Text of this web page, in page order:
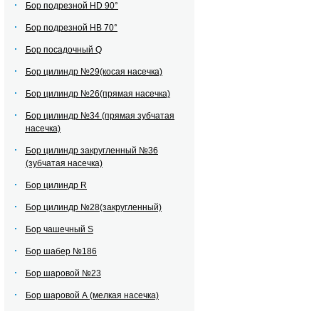
Бор подрезной HD 90°
Бор подрезной HВ 70°
Бор посадочный Q
Бор цилиндр №29(косая насечка)
Бор цилиндр №26(прямая насечка)
Бор цилиндр №34 (прямая зубчатая
насечка)
Бор цилиндр закругленный №36
(зубчатая насечка)
Бор цилиндр R
Бор цилиндр №28(закругленный)
Бор чашечный S
Бор шабер №186
Бор шаровой №23
Бор шаровой А (мелкая насечка)